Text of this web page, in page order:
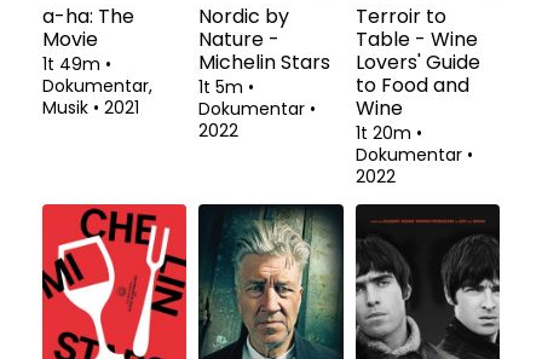
a-ha: The
Movie
1t 49m •
Dokumentar,
Musik • 2021
Nordic by
Nature -
Michelin Stars
1t 5m •
Dokumentar •
2022
Terroir to
Table - Wine
Lovers' Guide
to Food and
Wine
1t 20m •
Dokumentar •
2022